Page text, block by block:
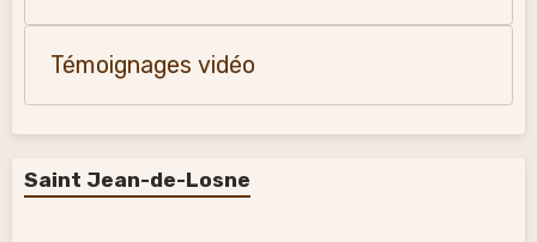
Témoignages vidéo
Saint Jean-de-Losne